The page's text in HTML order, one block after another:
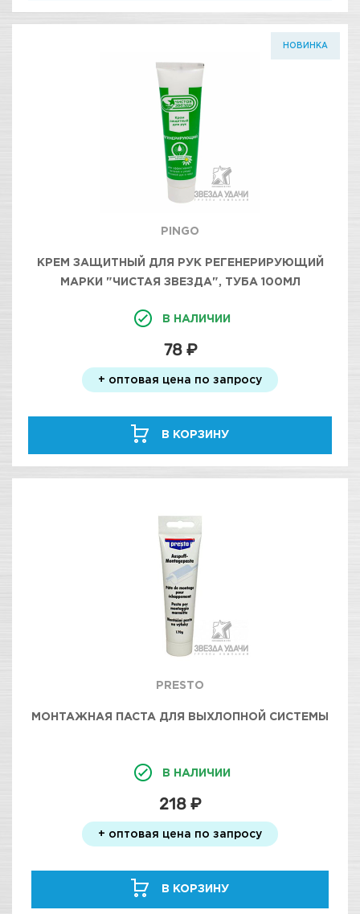
НОВИНКА
PINGO
КРЕМ ЗАЩИТНЫЙ ДЛЯ РУК РЕГЕНЕРИРУЮЩИЙ
МАРКИ "ЧИСТАЯ ЗВЕЗДА", ТУБА 100МЛ
В НАЛИЧИИ
78 ₽
+ оптовая цена по запросу
В КОРЗИНУ
PRESTO
МОНТАЖНАЯ ПАСТА ДЛЯ ВЫХЛОПНОЙ СИСТЕМЫ
В НАЛИЧИИ
218 ₽
+ оптовая цена по запросу
В КОРЗИНУ